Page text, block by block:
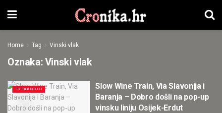
Home Tag Vinski vlak
Oznaka: Vinski vlak
ISTAKNUTO
Slow Wine Train, Via Slavonija i
Baranja – Dobro došli na pop-up
vinsku liniju Osijek-Erdut